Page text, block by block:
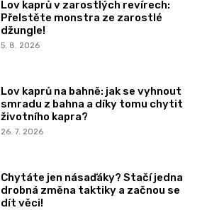
Lov kaprů v zarostlých revírech:
Přelstěte monstra ze zarostlé
džungle!
5. 8. 2026
Lov kaprů na bahně: jak se vyhnout
smradu z bahna a díky tomu chytit
životního kapra?
26. 7. 2026
Chytáte jen násaďáky? Stačí jedna
drobná změna taktiky a začnou se
dít věci!